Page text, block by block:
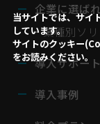
企業に選ば
業種別ソ
導入サポート
導入事例
当サイトでは、サ
しています。
サイトのクッキー
をお読みください。